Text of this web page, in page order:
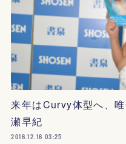
来年はCurvy体型へ、
瀬早紀
2016.12.16 03:25